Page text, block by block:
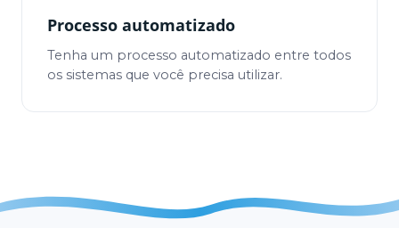
Processo automatizado
Tenha um processo automatizado entre todos
os sistemas que você precisa utilizar.